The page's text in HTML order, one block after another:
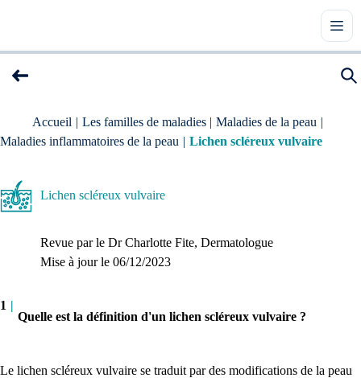
Accueil | Les familles de maladies | Maladies de la peau |
Maladies inflammatoires de la peau | Lichen scléreux vulvaire
Lichen scléreux vulvaire
Revue par le Dr Charlotte Fite, Dermatologue
Mise à jour le 06/12/2023
1 |
Quelle est la définition d'un lichen scléreux vulvaire ?
Le lichen scléreux vulvaire se traduit par des modifications de la peau